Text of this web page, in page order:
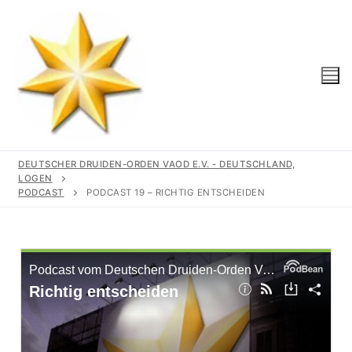
Gemeinschaft
Geschichte
Logen
Region
Wir Unterstützen
DEUTSCHER DRUIDEN-ORDEN VAOD E.V. - DEUTSCHLAND,
LOGEN
PODCAST
PODCAST 19 – RICHTIG ENTSCHEIDEN